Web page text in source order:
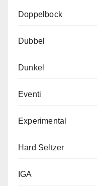
Doppelbock
Dubbel
Dunkel
Eventi
Experimental
Hard Seltzer
IGA